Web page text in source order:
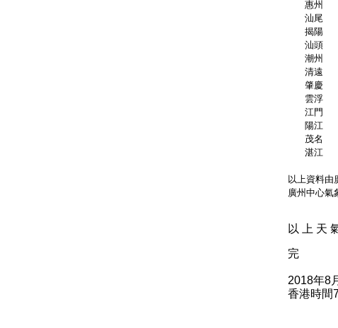
惠州
汕尾
揭陽
汕頭
潮州
清遠
肇慶
雲浮
江門
陽江
茂名
湛江
以上資料由
廣州中心氣
以 上 天
完
2018年8
香港時間